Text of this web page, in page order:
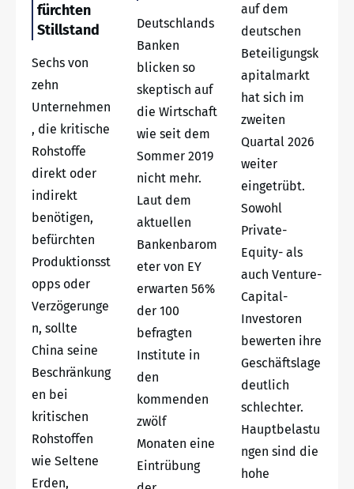
fürchten
Stillstand
Sechs von
zehn
Unternehmen
, die kritische
Rohstoffe
direkt oder
indirekt
benötigen,
befürchten
Produktionsst
opps oder
Verzögerunge
n, sollte
China seine
Beschränkung
en bei
kritischen
Rohstoffen
wie Seltene
Erden,
Deutschlands
Banken
blicken so
skeptisch auf
die Wirtschaft
wie seit dem
Sommer 2019
nicht mehr.
Laut dem
aktuellen
Bankenbarom
eter von EY
erwarten 56%
der 100
befragten
Institute in
den
kommenden
zwölf
Monaten eine
Eintrübung
auf dem
deutschen
Beteiligungsk
apitalmarkt
hat sich im
zweiten
Quartal 2026
weiter
eingetrübt.
Sowohl
Private-
Equity- als
auch Venture-
Capital-
Investoren
bewerten ihre
Geschäftslage
deutlich
schlechter.
Hauptbelastu
ngen sind die
hohe